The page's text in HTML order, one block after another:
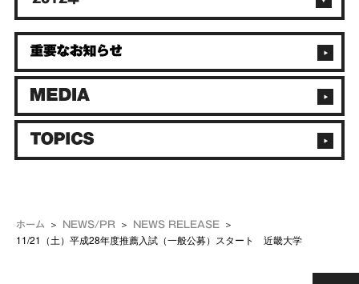
ホーム NEWS/PR NEWS RELEASE
11/21（土）平成28年度推薦入試（一般公募）スタート 近畿大学